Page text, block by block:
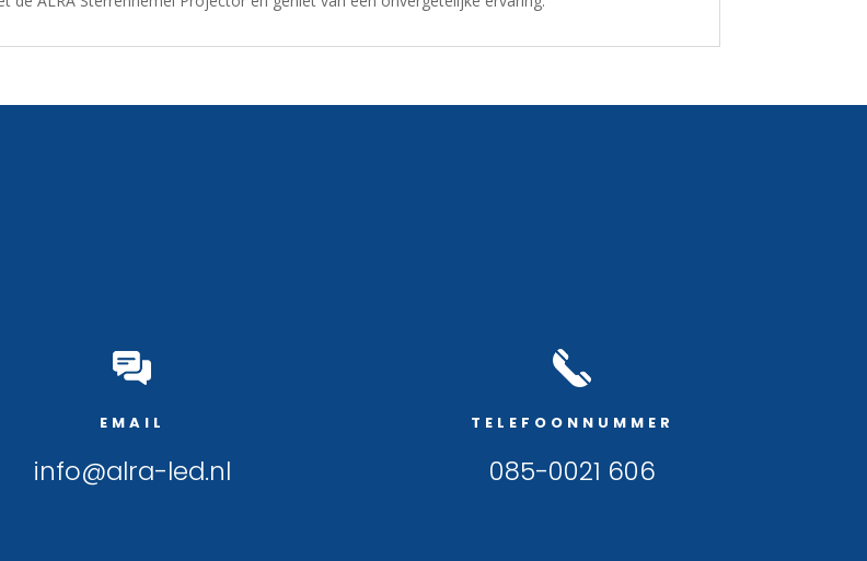
EMAIL
info@alra-led.nl
TELEFOONNUMMER
085-0021 606